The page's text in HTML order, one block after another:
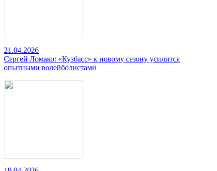
21.04.2026
Сергей Ломако: «Кузбасс» к новому сезону усилится
опытными волейболистами